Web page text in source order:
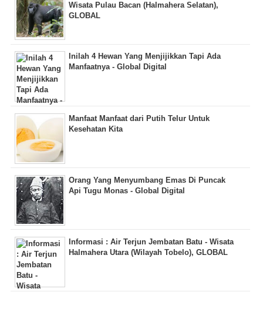
Wisata Pulau Bacan (Halmahera Selatan),
GLOBAL
Inilah 4 Hewan Yang Menjijikkan Tapi Ada
Manfaatnya - Global Digital
Manfaat Manfaat dari Putih Telur Untuk
Kesehatan Kita
Orang Yang Menyumbang Emas Di Puncak
Api Tugu Monas - Global Digital
Informasi : Air Terjun Jembatan Batu - Wisata
Halmahera Utara (Wilayah Tobelo), GLOBAL